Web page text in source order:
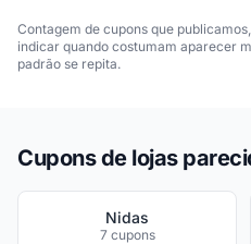
Contagem de cupons que
indicar quando costumam aparecer
padrão se repita.
Cupons de lojas
Nidas
7 cupons